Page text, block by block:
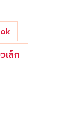
เล็ก